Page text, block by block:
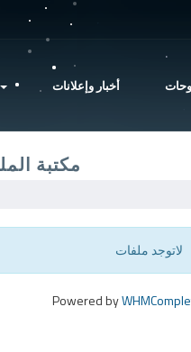
أخبار وإعلانات
مكتبة
لاتوجد ملفات
Powered by